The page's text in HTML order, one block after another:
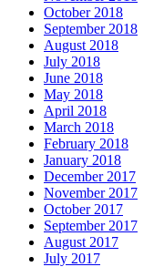
October 2018
September 2018
August 2018
July 2018
June 2018
May 2018
April 2018
March 2018
February 2018
January 2018
December 2017
November 2017
October 2017
September 2017
August 2017
July 2017